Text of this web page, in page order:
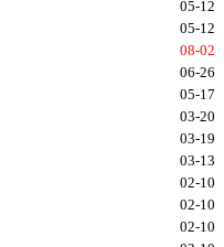
05-12
05-12
08-02
06-26
05-17
03-20
03-19
03-13
02-10
02-10
02-10